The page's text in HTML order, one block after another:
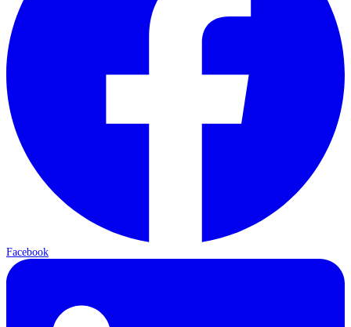
Facebook